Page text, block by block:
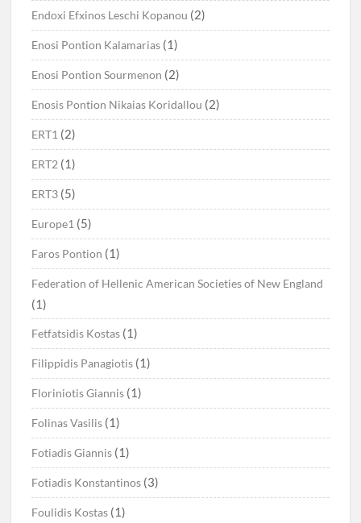
Endoxi Efxinos Leschi Kopanou (2)
Enosi Pontion Kalamarias (1)
Enosi Pontion Sourmenon (2)
Enosis Pontion Nikaias Koridallou (2)
ERT1 (2)
ERT2 (1)
ERT3 (5)
Europe1 (5)
Faros Pontion (1)
Federation of Hellenic American Societies of New England
(1)
Fetfatsidis Kostas (1)
Filippidis Panagiotis (1)
Floriniotis Giannis (1)
Folinas Vasilis (1)
Fotiadis Giannis (1)
Fotiadis Konstantinos (3)
Foulidis Kostas (1)